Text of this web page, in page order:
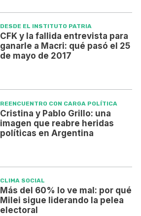
DESDE EL INSTITUTO PATRIA
CFK y la fallida entrevista para
ganarle a Macri: qué pasó el 25
de mayo de 2017
REENCUENTRO CON CARGA POLÍTICA
Cristina y Pablo Grillo: una
imagen que reabre heridas
políticas en Argentina
CLIMA SOCIAL
Más del 60% lo ve mal: por qué
Milei sigue liderando la pelea
electoral